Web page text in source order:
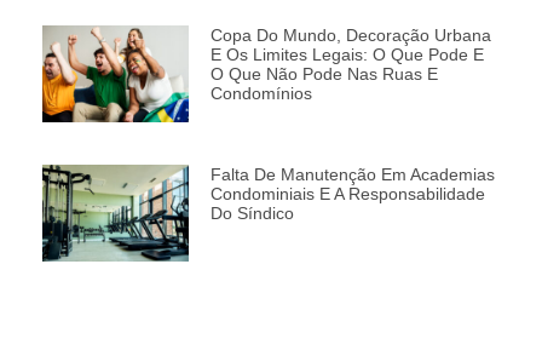
Copa Do Mundo, Decoração Urbana
E Os Limites Legais: O Que Pode E
O Que Não Pode Nas Ruas E
Condomínios
Falta De Manutenção Em Academias
Condominiais E A Responsabilidade
Do Síndico